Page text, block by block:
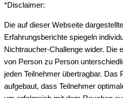
*Disclaimer:
Die auf dieser Webseite
Erfahrungsberichte spiegeln
Nichtraucher-Challenge wider. Die
von Person zu Person
jeden Teilnehmer übertragbar. Das
aufgebaut, dass Teilnehmer